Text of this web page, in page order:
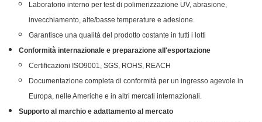
Laboratorio interno per test di polimerizzazione UV, abrasione,
invecchiamento, alte/basse temperature e adesione.
Garantisce una qualità del prodotto costante in tutti i lotti
Conformità internazionale e preparazione all'esportazione
Certificazioni ISO9001, SGS, ROHS, REACH
Documentazione completa di conformità per un ingresso agevole in
Europa, nelle Americhe e in altri mercati internazionali.
Supporto al marchio e adattamento al mercato